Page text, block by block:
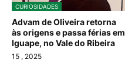
CURIOSIDADES
Advam de Oliveira retorna
às origens e passa férias em
Iguape, no Vale do Ribeira
15 , 2025